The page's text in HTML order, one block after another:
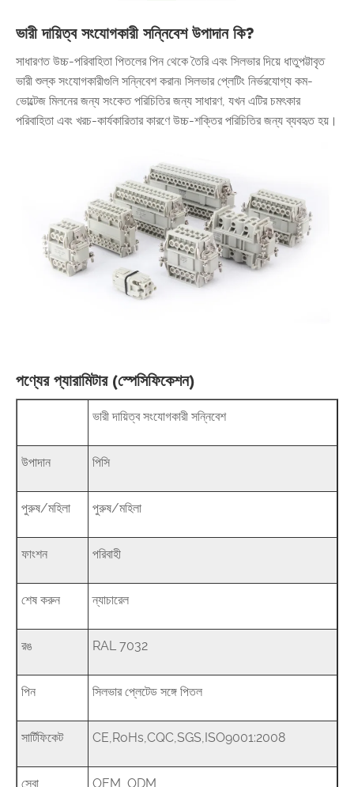
ভারী দায়িত্ব সংযোগকারী সন্নিবেশ উপাদান কি?
সাধারণত উচ্চ-পরিবাহিতা পিতলের পিন থেকে তৈরি এবং সিলভার দিয়ে ধাতুপট্টাবৃত
ভারী শুল্ক সংযোগকারীগুলি সন্নিবেশ করান৷ সিলভার প্লেটিং নির্ভরযোগ্য কম-
ভোল্টেজ মিলনের জন্য সংকেত পরিচিতির জন্য সাধারণ, যখন এটির চমৎকার
পরিবাহিতা এবং খরচ-কার্যকারিতার কারণে উচ্চ-শক্তির পরিচিতির জন্য ব্যবহৃত হয়।
পণ্যের প্যারামিটার (স্পেসিফিকেশন)
ভারী দায়িত্ব সংযোগকারী সন্নিবেশ
উপাদান পিসি
পুরুষ/মহিলা পুরুষ/মহিলা
ফাংশন পরিবাহী
শেষ করুন ন্যাচারেল
রঙ RAL 7032
পিন সিলভার প্লেটেড সঙ্গে পিতল
সার্টিফিকেট CE,RoHs,CQC,SGS,ISO9001:2008
সেবা OEM, ODM